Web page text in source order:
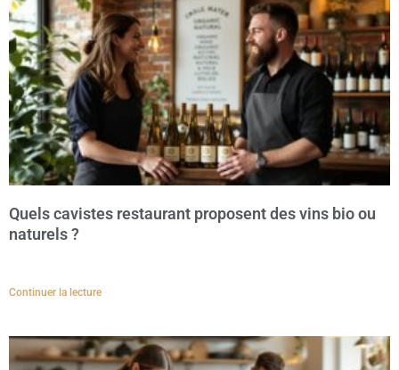
Quels cavistes restaurant proposent des vins bio ou
naturels ?
Continuer la lecture